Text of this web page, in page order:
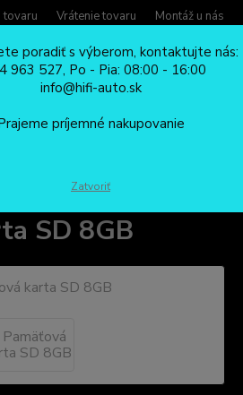
tovaru Vrátenie tovaru Montáž u nás
Pamäťová karta SD 8GB
SD 8GB
poradiť s výberom, kontaktujte nás:
963 527, Po - Pia: 08:00 - 16:00
info@hifi-auto.sk
príjemné nakupovanie
Zatvoriť